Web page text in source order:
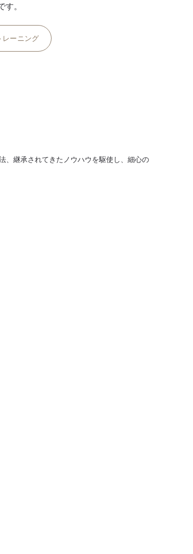
。
レーニング
、継承されてきたノウハウを駆使し、細心の